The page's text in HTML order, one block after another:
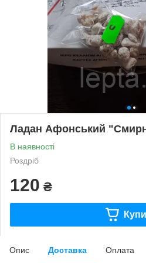
Ладан Афонський
В наявності
Роздріб
120 ₴
Опис Доставка Оплата